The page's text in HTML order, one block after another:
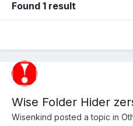
Found 1 result
Wise Folder Hider
Wisenkind posted a topic in